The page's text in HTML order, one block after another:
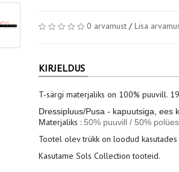
0 arvamust /Lisa
KIRJELDUS
T-särgi materjaliks on 100% puuvill.
Dressipluus/Pusa - kapuutsiga,ees
Materjaliks : 50% puuvill / 50%
Tootel olev trükk on loodud kasutades
Kasutame Sols Collection tooteid.